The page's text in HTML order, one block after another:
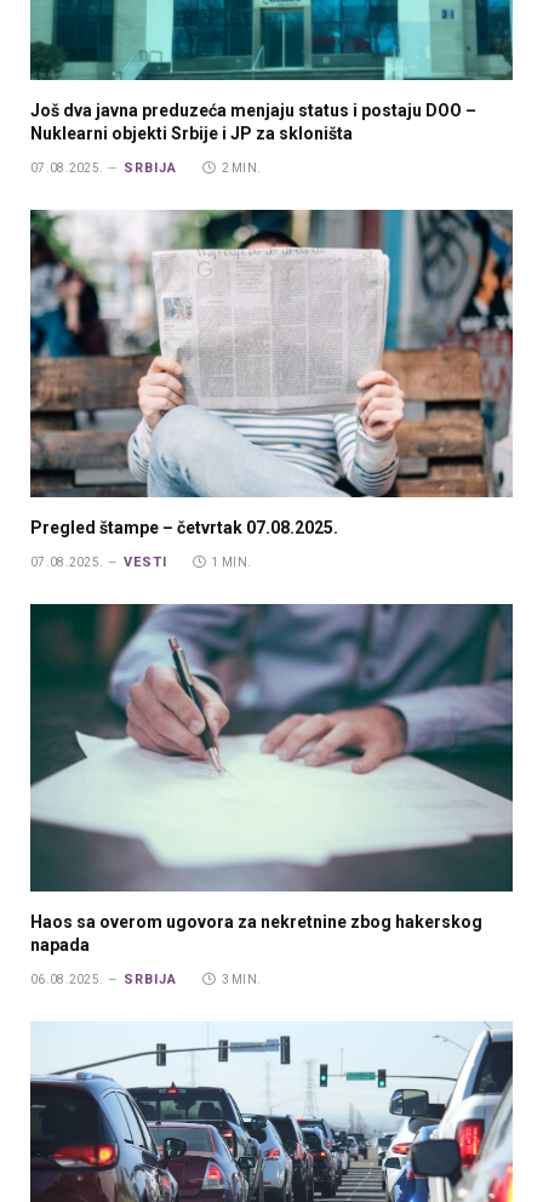
Još dva javna preduzeća menjaju status i postaju DOO –
Nuklearni objekti Srbije i JP za skloništa
07.08.2025. SRBIJA 2 MIN.
Pregled štampe – četvrtak 07.08.2025.
07.08.2025. VESTI 1 MIN.
Haos sa overom ugovora za nekretnine zbog hakerskog
napada
06.08.2025. SRBIJA 3 MIN.